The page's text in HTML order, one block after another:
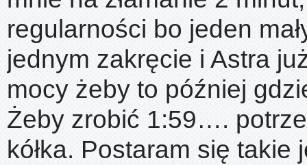
regularności bo jeden
jednym zakręcie i Astra
mocy żeby to później
Żeby zrobić 1:59….
kółka. Postaram się takie